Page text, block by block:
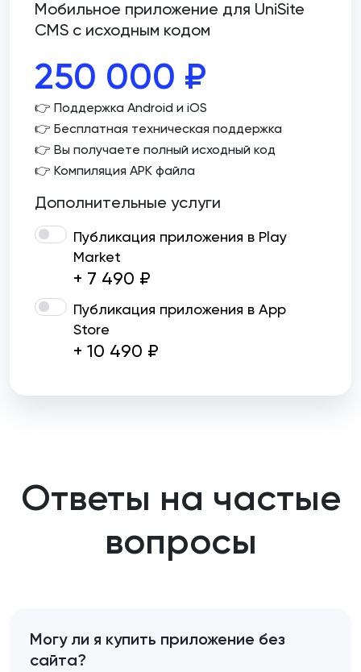
Мобильное приложение для UniSite
CMS с исходным кодом
250 000 ₽
👉 Поддержка Android и iOS
👉 Бесплатная техническая поддержка
👉 Вы получаете полный исходный код
👉 Компиляция APK файла
Дополнительные услуги
Публикация приложения в Play
Market
+ 7 490 ₽
Публикация приложения в App
Store
+ 10 490 ₽
Ответы на частые
вопросы
Могу ли я купить приложение без
сайта?